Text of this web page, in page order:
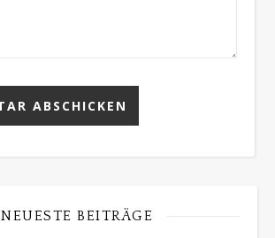
NEUESTE BEITRÄGE